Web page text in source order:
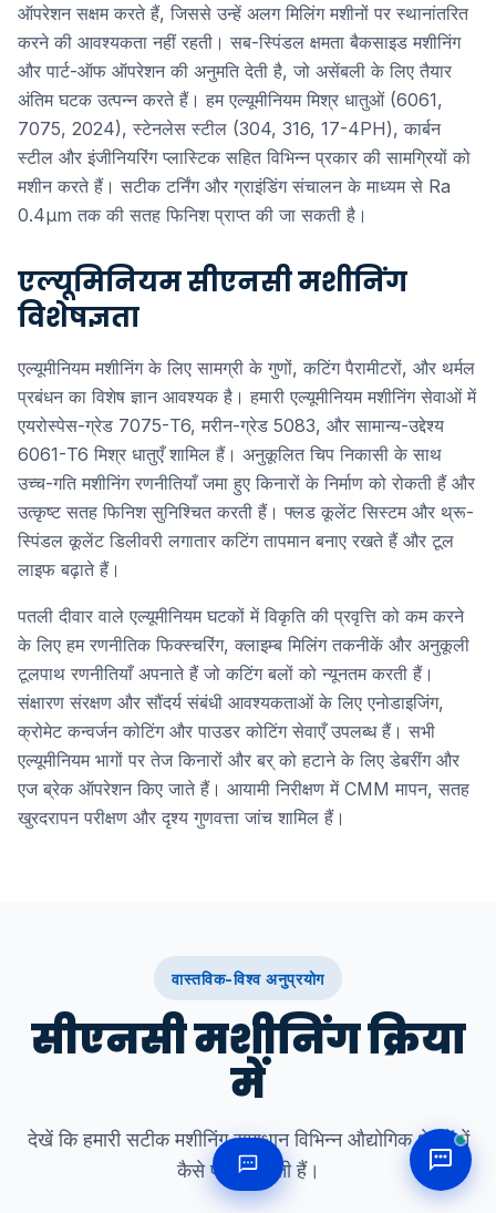
ऑपरेशन सक्षम करते हैं, जिससे उन्हें अलग मिलिंग मशीनों पर स्थानांतरित
करने की आवश्यकता नहीं रहती। सब-स्पिंडल क्षमता बैकसाइड मशीनिंग
और पार्ट-ऑफ ऑपरेशन की अनुमति देती है, जो असेंबली के लिए तैयार
अंतिम घटक उत्पन्न करते हैं। हम एल्यूमीनियम मिश्र धातुओं (6061,
7075, 2024), स्टेनलेस स्टील (304, 316, 17-4PH), कार्बन
स्टील और इंजीनियरिंग प्लास्टिक सहित विभिन्न प्रकार की सामग्रियों को
मशीन करते हैं। सटीक टर्निंग और ग्राइंडिंग संचालन के माध्यम से Ra
0.4μm तक की सतह फिनिश प्राप्त की जा सकती है।
एल्यूमिनियम सीएनसी मशीनिंग
विशेषज्ञता
एल्यूमीनियम मशीनिंग के लिए सामग्री के गुणों, कटिंग पैरामीटरों, और थर्मल
प्रबंधन का विशेष ज्ञान आवश्यक है। हमारी एल्यूमीनियम मशीनिंग सेवाओं में
एयरोस्पेस-ग्रेड 7075-T6, मरीन-ग्रेड 5083, और सामान्य-उद्देश्य
6061-T6 मिश्र धातुएँ शामिल हैं। अनुकूलित चिप निकासी के साथ
उच्च-गति मशीनिंग रणनीतियाँ जमा हुए किनारों के निर्माण को रोकती हैं और
उत्कृष्ट सतह फिनिश सुनिश्चित करती हैं। फ्लड कूलेंट सिस्टम और थ्रू-
स्पिंडल कूलेंट डिलीवरी लगातार कटिंग तापमान बनाए रखते हैं और टूल
लाइफ बढ़ाते हैं।
पतली दीवार वाले एल्यूमीनियम घटकों में विकृति की प्रवृत्ति को कम करने
के लिए हम रणनीतिक फिक्स्चरिंग, क्लाइम्ब मिलिंग तकनीकें और अनुकूली
टूलपाथ रणनीतियाँ अपनाते हैं जो कटिंग बलों को न्यूनतम करती हैं।
संक्षारण संरक्षण और सौंदर्य संबंधी आवश्यकताओं के लिए एनोडाइजिंग,
क्रोमेट कन्वर्जन कोटिंग और पाउडर कोटिंग सेवाएँ उपलब्ध हैं। सभी
एल्यूमीनियम भागों पर तेज किनारों और बर् को हटाने के लिए डेबरींग और
एज ब्रेक ऑपरेशन किए जाते हैं। आयामी निरीक्षण में CMM मापन, सतह
खुरदरापन परीक्षण और दृश्य गुणवत्ता जांच शामिल हैं।
वास्तविक-विश्व अनुप्रयोग
सीएनसी मशीनिंग क्रिया
में
देखें कि हमारी सटीक मशीनिंग समाधान विभिन्न औद्योगिक क्षेत्रों में
कैसे परिणाम देती हैं।